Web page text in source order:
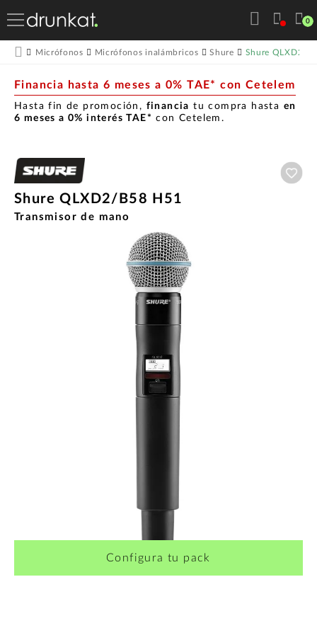
0
Micrófonos Micrófonos inalámbricos Shure Shure QLXD2/
Financia hasta 6 meses a 0% TAE* con Cetelem
Hasta fin de promoción, financia tu compra hasta en
6 meses a 0% interés TAE* con Cetelem.
Shure QLXD2/B58 H51
Transmisor de mano
Configura tu pack